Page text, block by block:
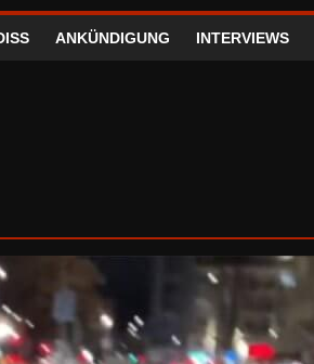
ANKÜNDIGUNG INTERVIEWS